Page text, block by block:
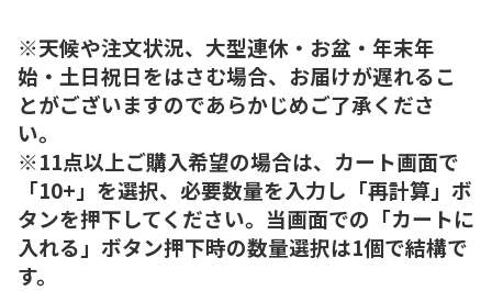
※天候や注文状況、大型連休・お盆・年末年
始・土日祝日をはさむ場合、お届けが遅れるこ
とがございますのであらかじめご了承くださ
い。
※11点以上ご購入希望の場合は、カート画面で
「10+」を選択、必要数量を入力し「再計算」ボ
タンを押下してください。当画面での「カートに
入れる」ボタン押下時の数量選択は1個で結構で
す。